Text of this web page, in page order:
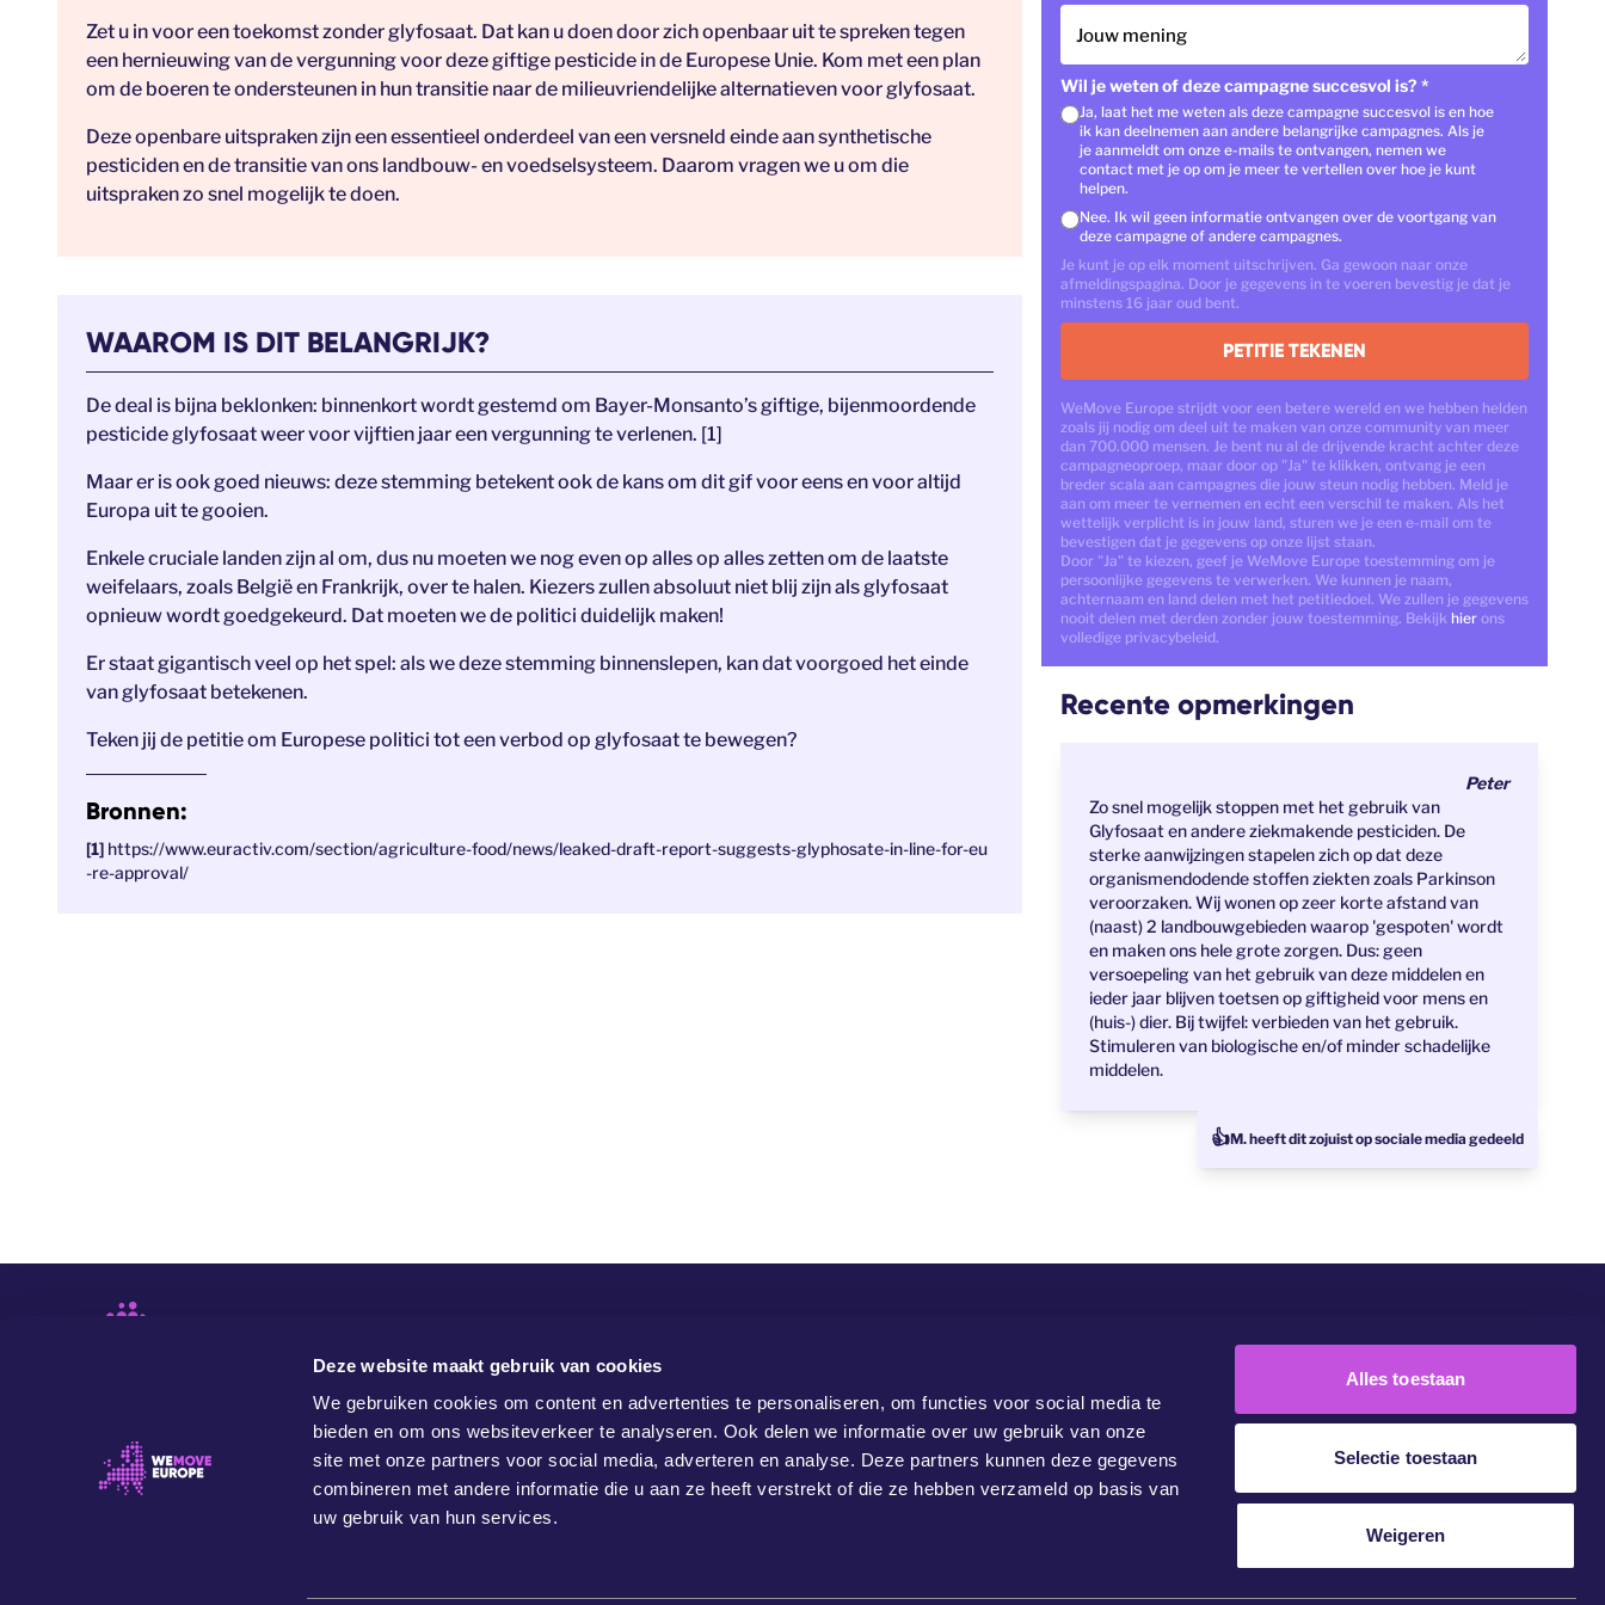
Deze website maakt gebruik van cookies
We gebruiken cookies om content en advertenties te personaliseren, om functies voor social media te
bieden en om ons websiteverkeer te analyseren. Ook delen we informatie over uw gebruik van onze
site met onze partners voor social media, adverteren en analyse. Deze partners kunnen deze gegevens
combineren met andere informatie die u aan ze heeft verstrekt of die ze hebben verzameld op basis van
uw gebruik van hun services.
Alles toestaan
Selectie toestaan
Weigeren
Zet u in voor een toekomst zonder glyfosaat. Dat kan u doen door zich openbaar uit te spreken tegen
een hernieuwing van de vergunning voor deze giftige pesticide in de Europese Unie. Kom met een plan
om de boeren te ondersteunen in hun transitie naar de milieuvriendelijke alternatieven voor glyfosaat.
Deze openbare uitspraken zijn een essentieel onderdeel van een versneld einde aan synthetische
pesticiden en de transitie van ons landbouw- en voedselsysteem. Daarom vragen we u om die
uitspraken zo snel mogelijk te doen.
WAAROM IS DIT BELANGRIJK?
De deal is bijna beklonken: binnenkort wordt gestemd om Bayer-Monsanto’s giftige, bijenmoordende
pesticide glyfosaat weer voor vijftien jaar een vergunning te verlenen. [1]
Maar er is ook goed nieuws: deze stemming betekent ook de kans om dit gif voor eens en voor altijd
Europa uit te gooien.
Enkele cruciale landen zijn al om, dus nu moeten we nog even op alles op alles zetten om de laatste
weifelaars, zoals België en Frankrijk, over te halen. Kiezers zullen absoluut niet blij zijn als glyfosaat
opnieuw wordt goedgekeurd. Dat moeten we de politici duidelijk maken!
Er staat gigantisch veel op het spel: als we deze stemming binnenslepen, kan dat voorgoed het einde
van glyfosaat betekenen.
Teken jij de petitie om Europese politici tot een verbod op glyfosaat te bewegen?
Bronnen:
https://www.euractiv.com/section/agriculture-food/news/leaked-draft-report-suggests-glyphosate-in-line-for-eu
-re-approval/
Jouw mening
Wil je weten of deze campagne succesvol is? *
Ja, laat het me weten als deze campagne succesvol is en hoe
ik kan deelnemen aan andere belangrijke campagnes. Als je
je aanmeldt om onze e-mails te ontvangen, nemen we
contact met je op om je meer te vertellen over hoe je kunt
helpen.
Nee. Ik wil geen informatie ontvangen over de voortgang van
deze campagne of andere campagnes.
Je kunt je op elk moment uitschrijven. Ga gewoon naar onze
afmeldingspagina. Door je gegevens in te voeren bevestig je dat je
minstens 16 jaar oud bent.
PETITIE TEKENEN
WeMove Europe strijdt voor een betere wereld en we hebben helden
zoals jij nodig om deel uit te maken van onze community van meer
dan 700.000 mensen. Je bent nu al de drijvende kracht achter deze
campagneoproep, maar door op "Ja" te klikken, ontvang je een
breder scala aan campagnes die jouw steun nodig hebben. Meld je
aan om meer te vernemen en echt een verschil te maken. Als het
wettelijk verplicht is in jouw land, sturen we je een e-mail om te
bevestigen dat je gegevens op onze lijst staan.
Door "Ja" te kiezen, geef je WeMove Europe toestemming om je
persoonlijke gegevens te verwerken. We kunnen je naam,
achternaam en land delen met het petitiedoel. We zullen je gegevens
nooit delen met derden zonder jouw toestemming. Bekijk hierons
volledige privacybeleid.
Recente opmerkingen
Peter
Zo snel mogelijk stoppen met het gebruik van
Glyfosaat en andere ziekmakende pesticiden. De
sterke aanwijzingen stapelen zich op dat deze
organismendodende stoffen ziekten zoals Parkinson
veroorzaken. Wij wonen op zeer korte afstand van
(naast) 2 landbouwgebieden waarop 'gespoten' wordt
en maken ons hele grote zorgen. Dus: geen
versoepeling van het gebruik van deze middelen en
ieder jaar blijven toetsen op giftigheid voor mens en
(huis-) dier. Bij twijfel: verbieden van het gebruik.
Stimuleren van biologische en/of minder schadelijke
middelen.
👍M. heeft dit zojuist op sociale media gedeeld